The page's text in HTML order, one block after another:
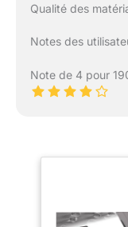
Qualité des
Notes des
Note de 4 pour